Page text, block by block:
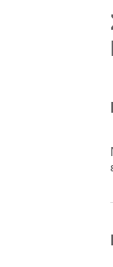
Ναι, η LATAM Chile